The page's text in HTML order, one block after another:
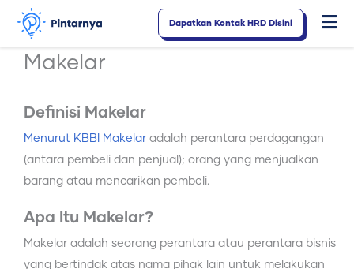
Lewati
konten
Dapatkan Kontak HRD Disini
Makelar
Definisi Makelar
Menurut KBBI Makelar adalah perantara perdagangan
(antara pembeli dan penjual); orang yang menjualkan
barang atau mencarikan pembeli.
Apa Itu Makelar?
Makelar adalah seorang perantara atau perantara bisnis
yang bertindak atas nama pihak lain untuk melakukan